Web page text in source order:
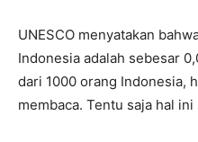
UNESCO menyatakan
Indonesia adalah sebesar
dari 1000 orang Indonesia,
membaca. Tentu saja hal